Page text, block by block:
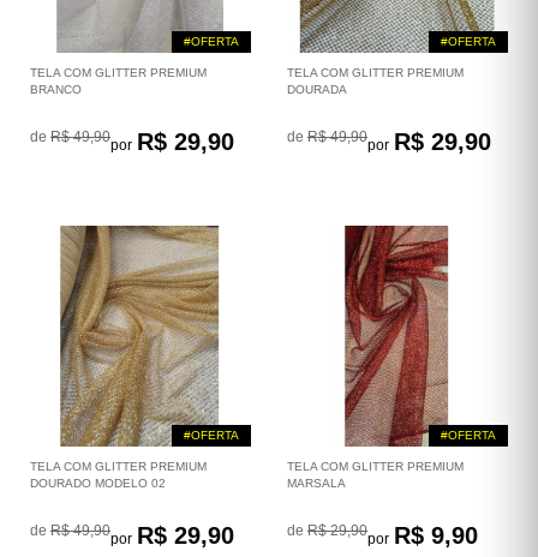
#OFERTA
TELA COM GLITTER PREMIUM
BRANCO
de R$ 49,90por R$ 29,90
#OFERTA
TELA COM GLITTER PREMIUM
DOURADA
de R$ 49,90por R$ 29,90
#OFERTA
TELA COM GLITTER PREMIUM
DOURADO MODELO 02
de R$ 49,90por R$ 29,90
#OFERTA
TELA COM GLITTER PREMIUM
MARSALA
de R$ 29,90por R$ 9,90